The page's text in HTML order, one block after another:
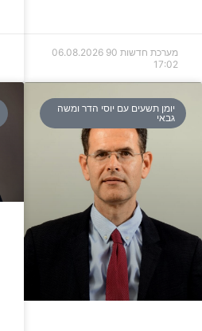
מערכת חדשות 90
06.08.2026
17:02
יומן תשעים עם יוסי הדר ומשה
גבאי